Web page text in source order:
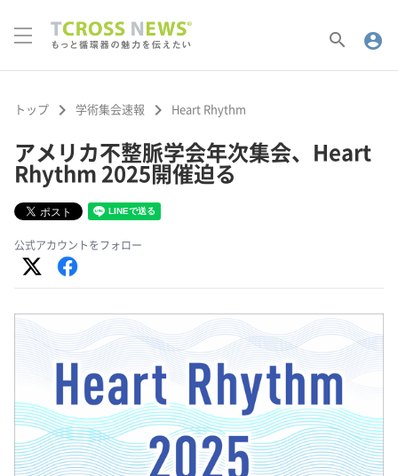
search account_circle
トップ keyboard_arrow_right 学術集会速報 keyboard_arrow_right Heart Rhythm
アメリカ不整脈学会年次集会、Heart
Rhythm 2025開催迫る
公式アカウントをフォロー